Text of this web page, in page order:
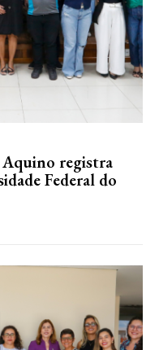
Aquino registra
Federal do